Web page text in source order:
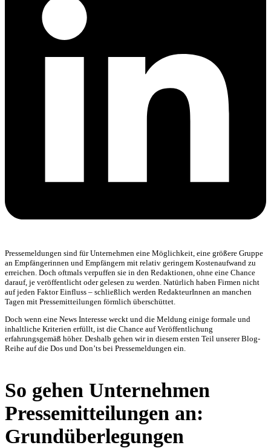
Pressemeldungen sind für Unternehmen eine Möglichkeit, eine größere Gruppe
an Empfängerinnen und Empfängern mit relativ geringem Kostenaufwand zu
erreichen. Doch oftmals verpuffen sie in den Redaktionen, ohne eine Chance
darauf, je veröffentlicht oder gelesen zu werden. Natürlich haben Firmen nicht
auf jeden Faktor Einfluss – schließlich werden RedakteurInnen an manchen
Tagen mit Pressemitteilungen förmlich überschüttet.
Doch wenn eine News Interesse weckt und die Meldung einige formale und
inhaltliche Kriterien erfüllt, ist die Chance auf Veröffentlichung
erfahrungsgemäß höher. Deshalb gehen wir in diesem ersten Teil unserer Blog-
Reihe auf die Dos und Don’ts bei Pressemeldungen ein.
So gehen Unternehmen
Pressemitteilungen an:
Grundüberlegungen